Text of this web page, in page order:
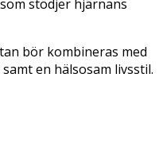
stödjer hjärnans
bör kombineras med
en hälsosam livsstil.